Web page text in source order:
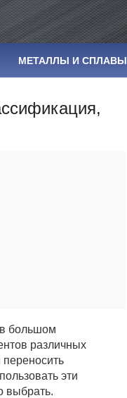
МЕТАЛЛЫ И СПЛАВЫ
большом
различных
переносить
эти
выбрать.